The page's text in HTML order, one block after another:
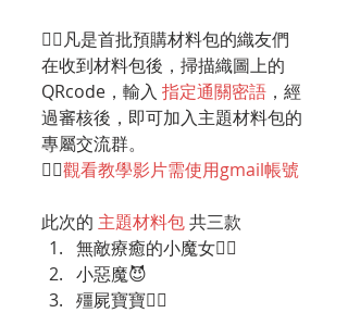
👉🏻凡是首批預購材料包的織友們
在收到材料包後，掃描織圖上的
QRcode，輸入 指定通關密語 ，經
過審核後，即可加入主題材料包的
專屬交流群。
👉🏻觀看教學影片需使用gmail帳號
此次的 主題材料包 共三款
無敵療癒的小魔女🧙‍♀️
小惡魔😈
殭屍寶寶🧟‍♀️